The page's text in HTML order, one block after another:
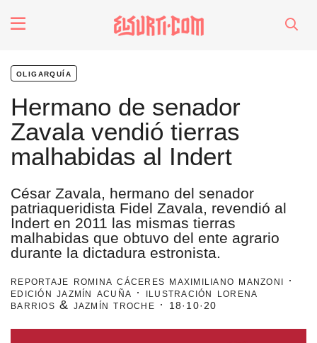
Futuros
Soberanas
Oligarquía
Despacio Sonoro
especiales
invasores vip
oligarquía
Hermano de senador
Zavala vendió tierras
malhabidas al Indert
César Zavala, hermano del senador
patriaqueridista Fidel Zavala, revendió al
Indert en 2011 las mismas tierras
malhabidas que obtuvo del ente agrario
durante la dictadura estronista.
reportaje romina cáceres maximiliano manzoni ·
edición jazmín acuña · ilustración lorena
barrios & jazmín troche ·
18·10·20